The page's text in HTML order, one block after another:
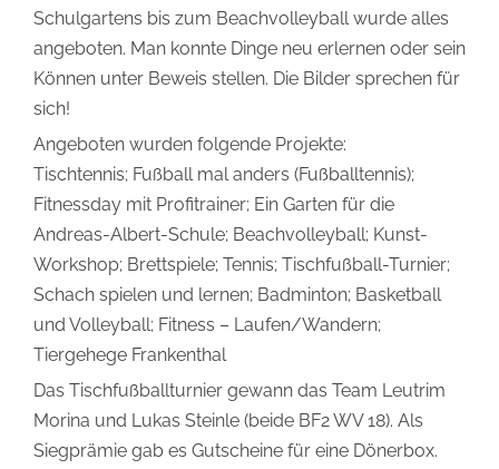
Schulgartens bis zum Beachvolleyball wurde alles
angeboten. Man konnte Dinge neu erlernen oder sein
Können unter Beweis stellen. Die Bilder sprechen für
sich!
Angeboten wurden folgende Projekte:
Tischtennis; Fußball mal anders (Fußballtennis);
Fitnessday mit Profitrainer; Ein Garten für die
Andreas-Albert-Schule; Beachvolleyball; Kunst-
Workshop; Brettspiele; Tennis; Tischfußball-Turnier;
Schach spielen und lernen; Badminton; Basketball
und Volleyball; Fitness – Laufen/Wandern;
Tiergehege Frankenthal
Das Tischfußballturnier gewann das Team Leutrim
Morina und Lukas Steinle (beide BF2 WV 18). Als
Siegprämie gab es Gutscheine für eine Dönerbox.